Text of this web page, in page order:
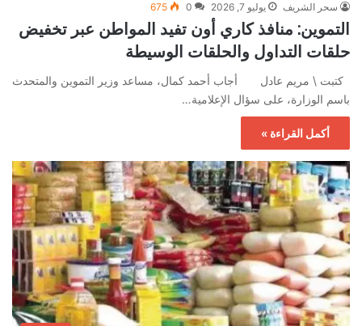
سحر الشريف يوليو 7, 2026 0
675
التموين: منافذ كاري أون تفيد المواطن عبر تخفيض
حلقات التداول والحلقات الوسيطة
كتبت \ مريم عادل أجاب أحمد كمال، مساعد وزير التموين والمتحدث
باسم الوزارة، على سؤال الإعلامية…
أكمل القراءة »